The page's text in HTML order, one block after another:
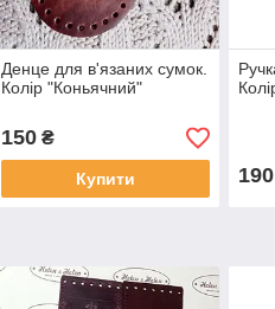
Денце для в'язаних сумок.
Колір "Коньячний"
150₴
Купити 190